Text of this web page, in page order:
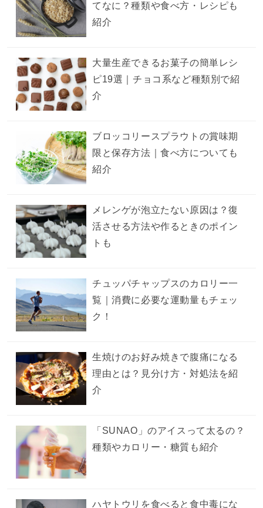
てなに？種類や食べ方・レシピも
紹介
大量生産できるお菓子の簡単レシ
ピ19選｜チョコ系など種類別で紹
介
ブロッコリースプラウトの賞味期
限と保存方法｜食べ方についても
紹介
メレンゲが泡立たない原因は？復
活させる方法や作るときのポイン
トも
チュッパチャップスのカロリー一
覧｜消費に必要な運動量もチェッ
ク！
生焼けのお好み焼きで腹痛になる
理由とは？見分け方・対処法を紹
介
「SUNAO」のアイスって太るの？
種類やカロリー・糖質も紹介
ハヤトウリを食べると食中毒にな